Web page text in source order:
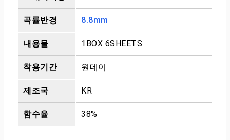
곡률반경 8.8mm
내용물 1BOX 6SHEETS
착용기간 원데이
제조국 KR
함수율 38%